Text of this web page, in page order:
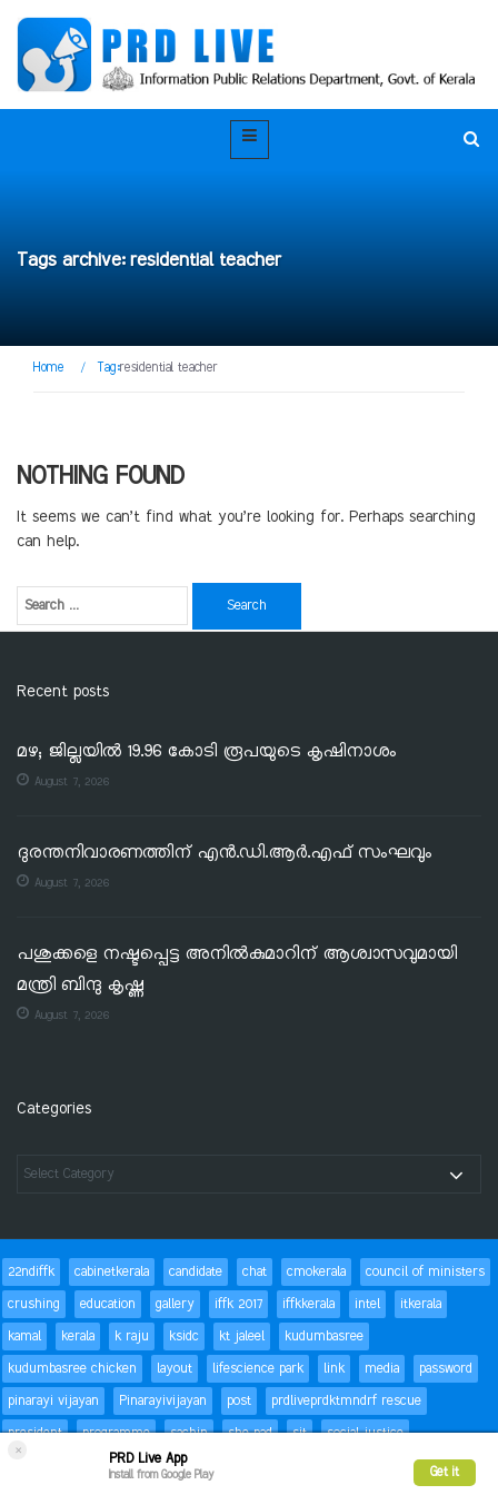
×
PRD Live App
Install from Google Play Get it
Tags archive: residential teacher
Home / Tag:residential teacher
NOTHING FOUND
It seems we can’t find what you’re looking for. Perhaps searching
can help.
Recent posts
മഴ; ജില്ലയില്‍ 19.96 കോടി രൂപയുടെ കൃഷിനാശം
August 7, 2026
ദുരന്തനിവാരണത്തിന് എൻ.ഡി.ആർ.എഫ് സംഘവും
August 7, 2026
പശുക്കളെ നഷ്ടപ്പെട്ട അനിൽകുമാറിന് ആശ്വാസവുമായി
മന്ത്രി ബിന്ദു കൃഷ്ണ
August 7, 2026
Categories
22ndiffk cabinetkerala candidate chat cmokerala
council of ministers
crushing
education gallery iffk 2017 iffkkerala intel
itkerala
kamal
kerala k raju ksidc kt jaleel
kudumbasree
kudumbasree chicken
layout lifescience park link media
password
pinarayi vijayan
Pinarayivijayan post
prdliveprdktmndrf rescue
president
programme sachin she pad sit
social justice
status Success
trackbacks